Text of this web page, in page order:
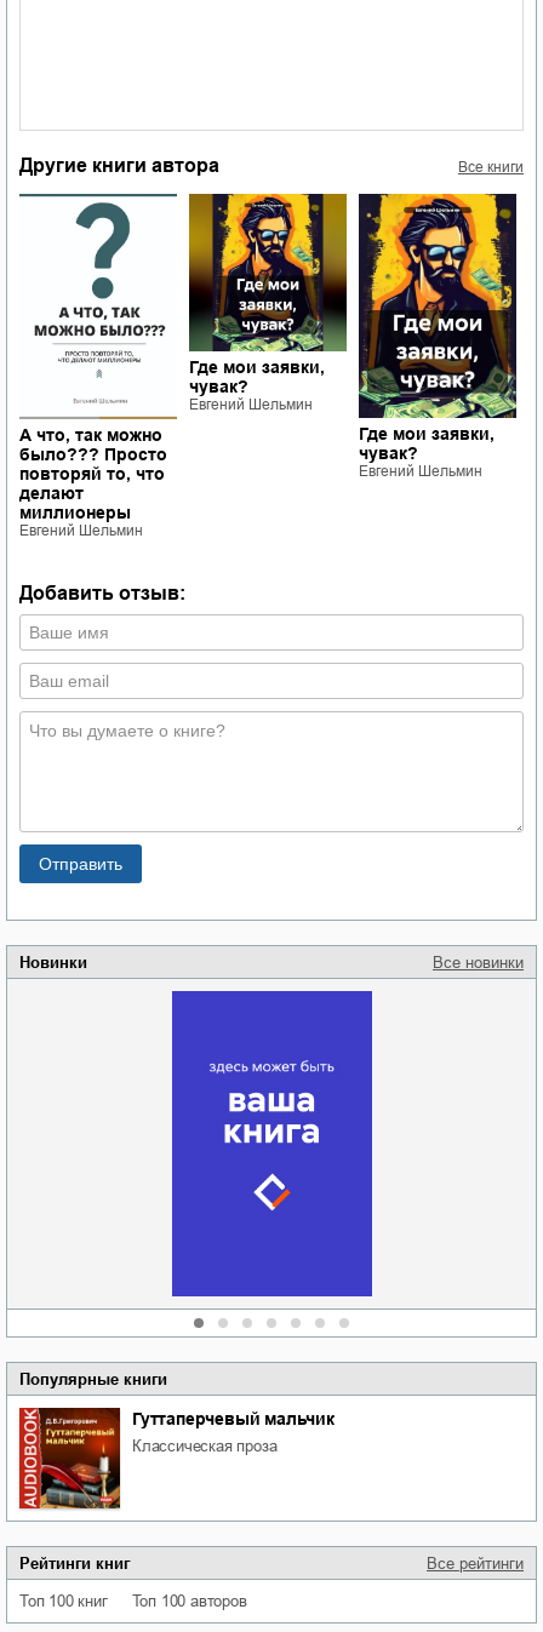
Новинки Все новинки
Популярные книги
Гуттаперчевый мальчик
классическая проза
Рейтинги книг Все рейтинги
Топ 100 книг Топ 100 авторов
Другие книги автора Все книги
А что, так можно
было??? Просто
повторяй то, что
делают
миллионеры
Евгений Шельмин
Где мои заявки,
чувак?
Евгений Шельмин
Где мои заявки,
чувак?
Евгений Шельмин
Добавить отзыв: